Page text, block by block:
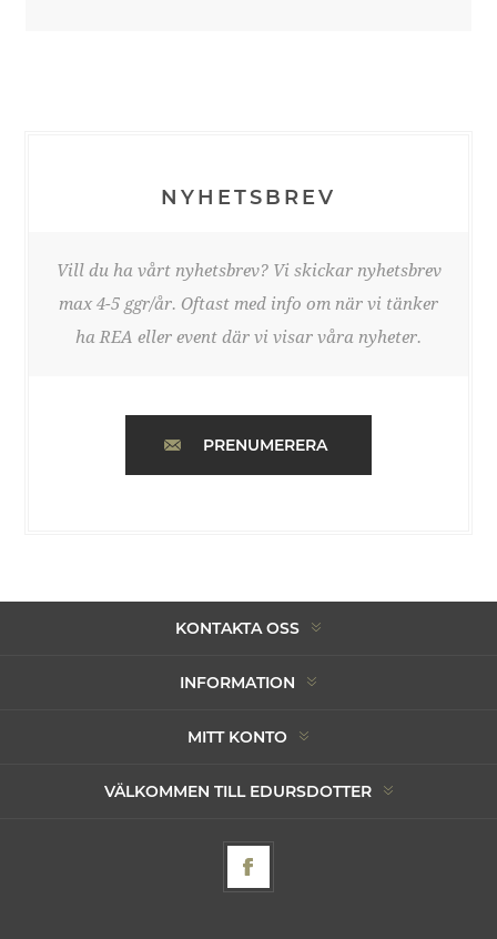
NYHETSBREV
Vill du ha vårt nyhetsbrev? Vi skickar nyhetsbrev
max 4-5 ggr/år. Oftast med info om när vi tänker
ha REA eller event där vi visar våra nyheter.
PRENUMERERA
KONTAKTA OSS
INFORMATION
MITT KONTO
VÄLKOMMEN TILL EDURSDOTTER